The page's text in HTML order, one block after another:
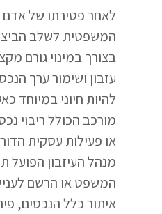
לאחר פטירתו של
המשפטית לשלב
בצורך במינוי גורם
עזבון ושימור ערך
להיות חיוני במיוחד
מורכב הכולל ריבוי
או פעילות עסקית
מנהל העיזבון הפועל
המשפט או הרשם
איתור כלל הנכסים,